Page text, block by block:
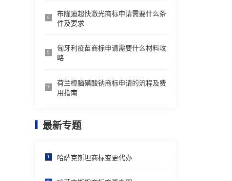
8
布隆迪超快激光商标申请需要什么条
件及要求
9
匈牙利疫苗商标申请需要什么材料攻
略
10
荷兰樟脑磺酸钠商标申请的流程及费
用指南
最新专题
1 哈萨克斯坦商标变更代办